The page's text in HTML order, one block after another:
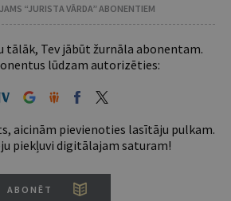
“JURISTA VĀRDA” ABONENTIEM
tālāk, Tev jābūt žurnāla abonentam.
lūdzam autorizēties:
aicinām pievienoties lasītāju pulkam.
piekļuvi digitālajam saturam!
ABONĒT